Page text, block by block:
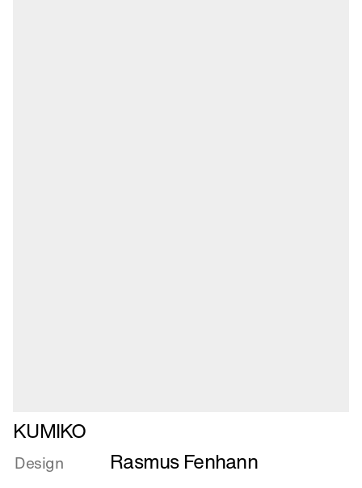
Læs
mere
om
KUMIKO
Design Rasmus Fenhann